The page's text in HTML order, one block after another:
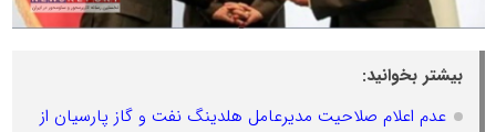
بیشتر بخوانید:
عدم اعلام صلاحیت مدیرعامل هلدینگ نفت و گاز پارسیان از